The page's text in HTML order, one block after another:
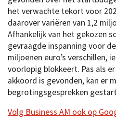
het verwachte tekort voor
daarover variëren van 1,2
Afhankelijk van het gekozen
gevraagde inspanning voor
miljoenen euro’s verschillen,
voorlopig blokkeert. Pas als
akkoord is gevonden, kan er
begrotingsgesprekken
Volg Business AM ook op